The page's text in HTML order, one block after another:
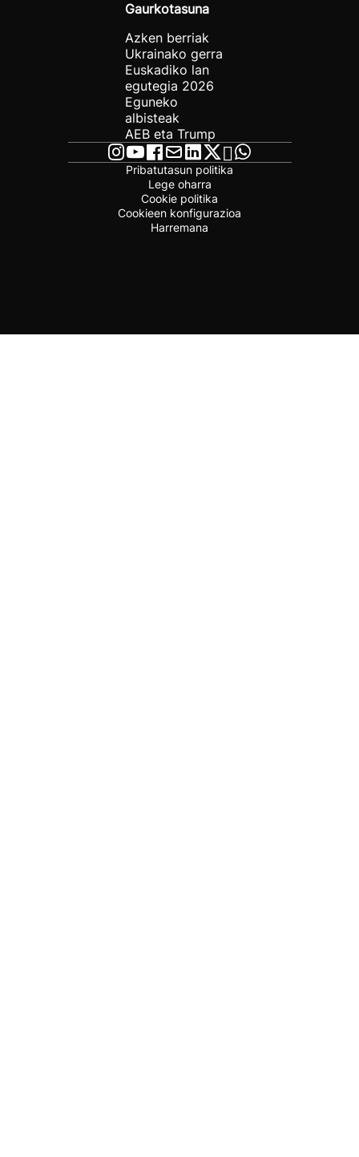
Gaurkotasuna
Azken berriak
Ukrainako gerra
Euskadiko lan
egutegia 2026
Eguneko
albisteak
AEB eta Trump
Pribatutasun politika
Lege oharra
Cookie politika
Cookieen konfigurazioa
Harremana